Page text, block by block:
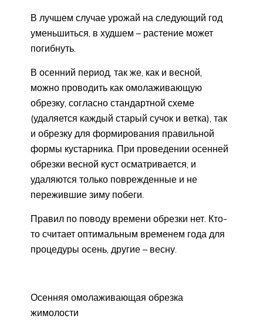
В лучшем случае урожай на следующий год
уменьшиться, в худшем – растение может
погибнуть.
В осенний период, так же, как и весной,
можно проводить как омолаживающую
обрезку, согласно стандартной схеме
(удаляется каждый старый сучок и ветка), так
и обрезку для формирования правильной
формы кустарника. При проведении осенней
обрезки весной куст осматривается, и
удаляются только поврежденные и не
пережившие зиму побеги.
Правил по поводу времени обрезки нет. Кто-
то считает оптимальным временем года для
процедуры осень, другие – весну.
Осенняя омолаживающая обрезка
жимолости